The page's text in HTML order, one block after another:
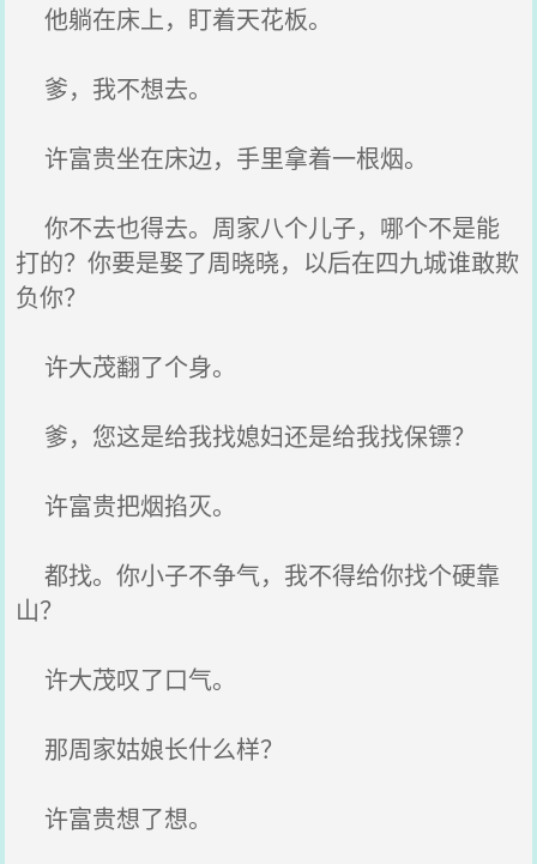
他躺在床上，盯着天花板。
爹，我不想去。
许富贵坐在床边，手里拿着一根烟。
你不去也得去。周家八个儿子，哪个不是能
打的？你要是娶了周晓晓，以后在四九城谁敢欺
负你？
许大茂翻了个身。
爹，您这是给我找媳妇还是给我找保镖？
许富贵把烟掐灭。
都找。你小子不争气，我不得给你找个硬靠
山？
许大茂叹了口气。
那周家姑娘长什么样？
许富贵想了想。